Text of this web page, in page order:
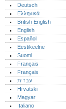
Deutsch
Ελληνικά
British English
English
Español
Eestikeelne
Suomi
Français
Français
עברית
Hrvatski
Magyar
Italiano